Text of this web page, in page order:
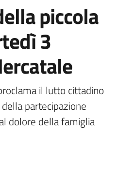
piccola
3
il lutto cittadino
partecipazione
dolore della famiglia